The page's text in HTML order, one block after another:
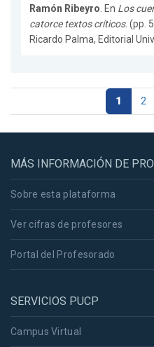
Ramón Ribeyro. En Los
catorce textos críticos. (pp.
Ricardo Palma, Editorial
1 2
MÁS INFORMACIÓN DE
Sobre esta plataforma
Ver cifras de profesores
Portal del Profesorado
SERVICIOS PUCP
Campus Virtual